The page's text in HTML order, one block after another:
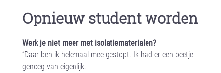
Opnieuw student worden
Werk je niet meer met isolatiematerialen?
“Daar ben ik helemaal mee gestopt. Ik had er een beetje
genoeg van eigenlijk.